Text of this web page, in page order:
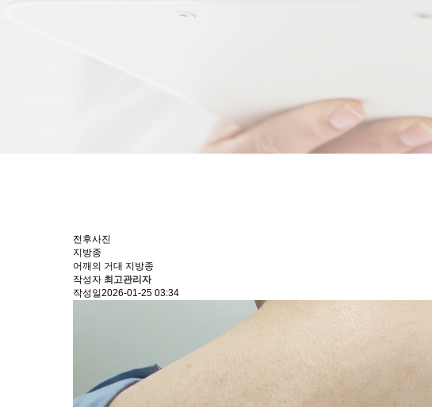
전후사진
지방종
어깨의 거대 지방종
작성자 최고관리자
작성일2026-01-25 03:34